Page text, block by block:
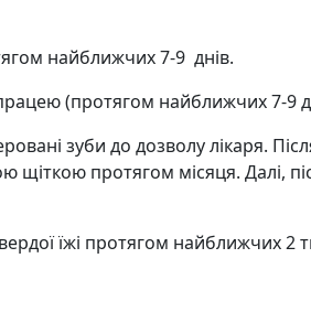
найближчих 7-9 днів.
(протягом найближчих 7-9
зуби до дозволу лікаря.
щіткою протягом місяця. Далі,
їжі протягом найближчих 2